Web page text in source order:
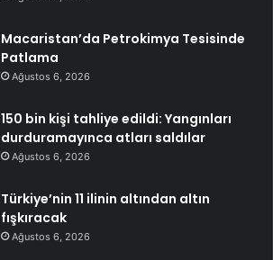
Macaristan’da Petrokimya Tesisinde
Patlama
Ağustos 6, 2026
150 bin kişi tahliye edildi: Yangınları
durduramayınca atları saldılar
Ağustos 6, 2026
Türkiye’nin 11 ilinin altından altın
fışkıracak
Ağustos 6, 2026